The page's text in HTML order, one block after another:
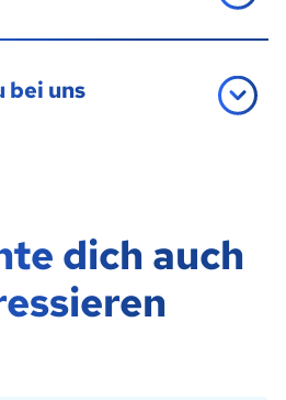
bei uns
dich auch